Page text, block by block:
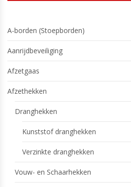
A-borden (Stoepborden)
Aanrijdbeveiliging
Afzetgaas
Afzethekken
Dranghekken
Kunststof dranghekken
Verzinkte dranghekken
Vouw- en Schaarhekken